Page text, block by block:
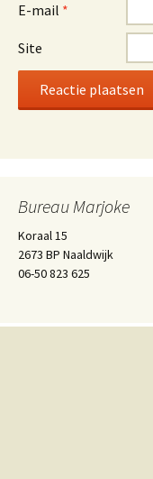
E-mail *
Site
Bureau Marjoke
Koraal 15
2673 BP Naaldwijk
06-50 823 625